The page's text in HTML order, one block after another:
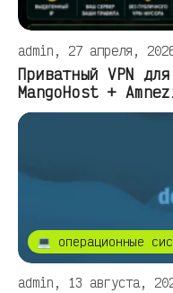
admin, 27 апреля,
Приватный VPN
MangoHost +
💻 операционные
admin, 13 августа,